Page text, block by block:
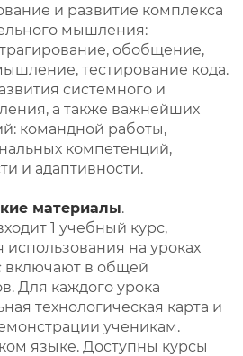
и развитие комплекса
мышления:
обобщение,
тестирование кода.
системного и
а также важнейших
командной работы,
компетенций,
и адаптивности.
материалы.
1 учебный курс,
на уроках
включают в общей
Для каждого урока
технологическая карта и
ученикам.
языке. Доступны курсы